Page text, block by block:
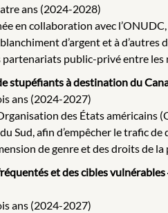
ans (2024-2028)
en collaboration avec
d’argent et à
public-privé entre
stupéfiants à destination du
ans (2024-2027)
des États américains
Sud, afin d’empêcher le trafic
de genre et des droits de
et des cibles
ans (2024-2027)